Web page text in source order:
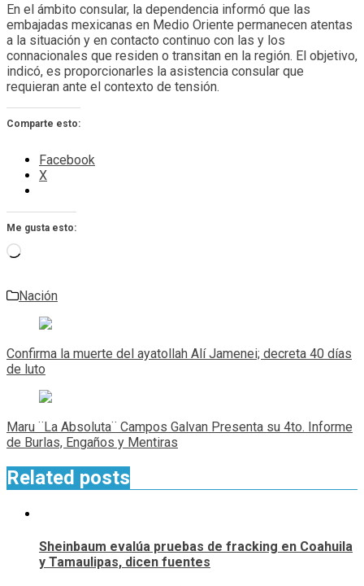
En el ámbito consular, la dependencia informó que las
embajadas mexicanas en Medio Oriente permanecen atentas
a la situación y en contacto continuo con las y los
connacionales que residen o transitan en la región. El objetivo,
indicó, es proporcionarles la asistencia consular que
requieran ante el contexto de tensión.
Comparte esto:
Facebook
X
Me gusta esto:
Cargando...
Nación
Navegación
de
entradas
Confirma la muerte del ayatollah Alí Jamenei; decreta 40 días
de luto
Maru ¨La Absoluta¨ Campos Galvan Presenta su 4to. Informe
de Burlas, Engaños y Mentiras
Related posts
Sheinbaum evalúa pruebas de fracking en Coahuila
y Tamaulipas, dicen fuentes